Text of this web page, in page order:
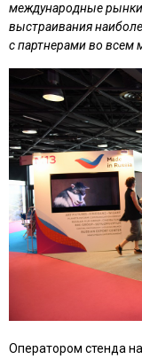
международные рынки
выстраивания
с партнерами во всем
Оператором стенда